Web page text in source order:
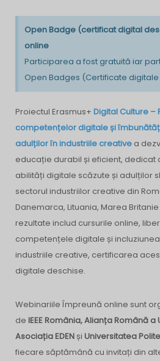
Open Badge (certificat digital
online
Participarea a fost gratuită iar
Open Badges (Certificate
Proiectul Erasmus+ Digital Culture
competențelor digitale și
adulților în industriile creative a
educație durabil și eficient, dedicat
abilități digitale scăzute și adulților
sectorul industriilor creative din
Danemarca, Lituania, Marea
rezultate includ cursurile online,
competențele digitale și
industriile creative, certificarea
digitale deschise.
Webinariile Împreună online sunt
de IEEE România, Alianța Română
Asociația EDENși Universitatea
fiecare săptămână cu invitați din